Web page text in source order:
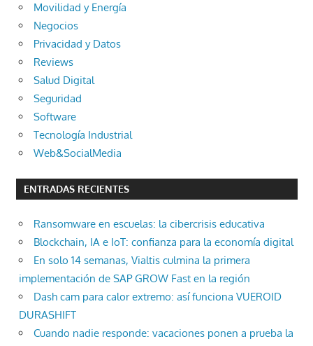
Movilidad y Energía
Negocios
Privacidad y Datos
Reviews
Salud Digital
Seguridad
Software
Tecnología Industrial
Web&SocialMedia
ENTRADAS RECIENTES
Ransomware en escuelas: la cibercrisis educativa
Blockchain, IA e IoT: confianza para la economía digital
En solo 14 semanas, Vialtis culmina la primera
implementación de SAP GROW Fast en la región
Dash cam para calor extremo: así funciona VUEROID
DURASHIFT
Cuando nadie responde: vacaciones ponen a prueba la